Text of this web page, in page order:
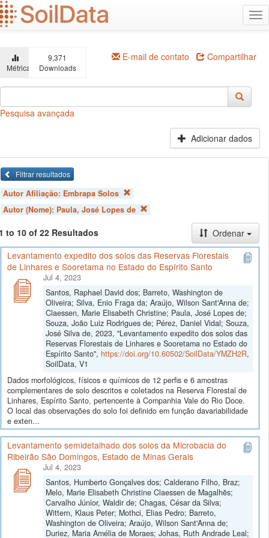
Ir
para
o
principal
Métricas
9,371
Downloads
E-mail de contato Compartilhar
Pesquisa avançada
Adicionar dados
Filtrar resultados
Autor Afiliação: Embrapa Solos
Autor (Nome): Paula, José Lopes de
to 10 of 22 Resultados
Ordenar
Levantamento expedito dos solos das Reservas Florestais
de Linhares e Sooretama no Estado do Espírito Santo
Jul 4, 2023
Santos, Raphael David dos; Barreto, Washington de
Oliveira; Silva, Enio Fraga da; Araújo, Wilson Sant'Anna de;
Claessen, Marie Elisabeth Christine; Paula, José Lopes de;
Souza, João Luiz Rodrigues de; Pérez, Daniel Vidal; Souza,
José Silva de, 2023, "Levantamento expedito dos solos das
Reservas Florestais de Linhares e Sooretama no Estado do
Espírito Santo", https://doi.org/10.60502/SoilData/YMZH2R,
SoilData, V1
Dados morfológicos, físicos e químicos de 12 perfis e 6 amostras
complementares de solo descritos e coletados na Reserva Florestal de
Linhares, Espírito Santo, pertencente à Companhia Vale do Rio Doce.
O local das observações do solo foi definido em função davariabilidade
e exten...
Levantamento semidetalhado dos solos da Microbacia do
Ribeirão São Domingos, Estado de Minas Gerais
Jul 4, 2023
Santos, Humberto Gonçalves dos; Calderano Filho, Braz;
Melo, Marie Elisabeth Christine Claessen de Magalhẽs;
Carvalho Júnior, Waldir de; Chagas, César da Silva;
Wittern, Klaus Peter; Mothci, Elias Pedro; Barreto,
Washington de Oliveira; Araújo, Wilson Sant'Anna de;
Duriez, Maria Amélia de Moraes; Johas, Ruth Andrade Leal;